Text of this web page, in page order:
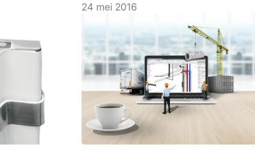
24 mei 2016